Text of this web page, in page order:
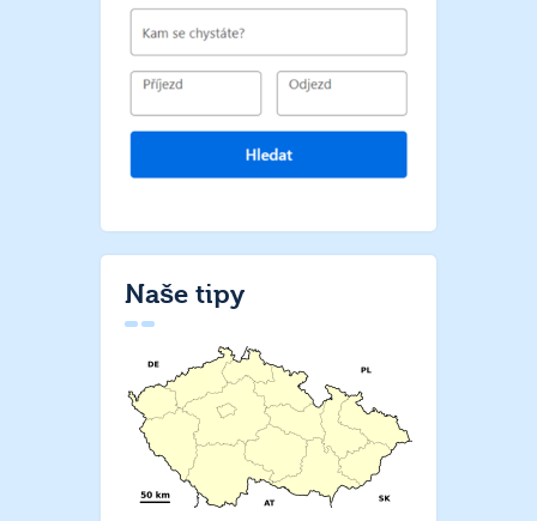
Naše tipy